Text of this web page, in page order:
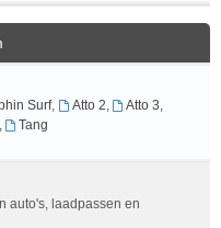
Surf, Atto 2, Atto 3,
,
Tang
auto's, laadpassen en